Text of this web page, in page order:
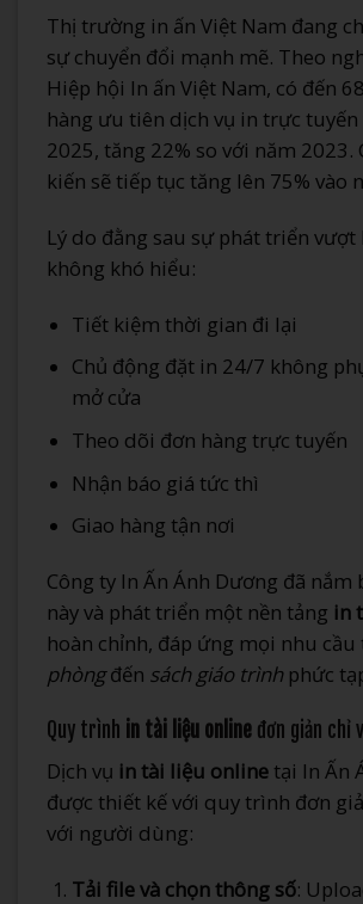
Thị trường in ấn Việt Nam đang
sự chuyển đổi mạnh mẽ. Theo
Hiệp hội In ấn Việt Nam, có đến
hàng ưu tiên dịch vụ in trực
2025, tăng 22% so với năm 2023.
kiến sẽ tiếp tục tăng lên 75% vào
Lý do đằng sau sự phát triển vượt
không khó hiểu:
Tiết kiệm thời gian đi lại
Chủ động đặt in 24/7 không
mở cửa
Theo dõi đơn hàng trực tuyến
Nhận báo giá tức thì
Giao hàng tận nơi
Công ty In Ấn Ánh Dương đã nắm
này và phát triển một nền tảng in
hoàn chỉnh, đáp ứng mọi nhu
phòngđến sách giáo trìnhphức
Quy trình in tài liệu online đơn giản chỉ
Dịch vụ in tài liệu online tại In Ấn
được thiết kế với quy trình đơn
với người dùng:
Tải file và chọn thông số: